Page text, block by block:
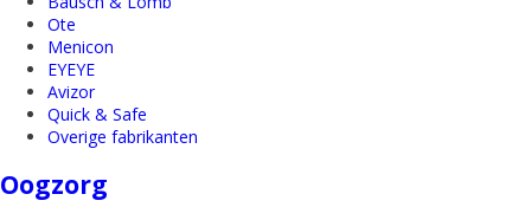
Ote
Menicon
EYEYE
Avizor
Quick & Safe
Overige fabrikanten
Oogzorg